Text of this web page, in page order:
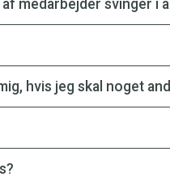
medarbejder svinger i
hvis jeg skal noget